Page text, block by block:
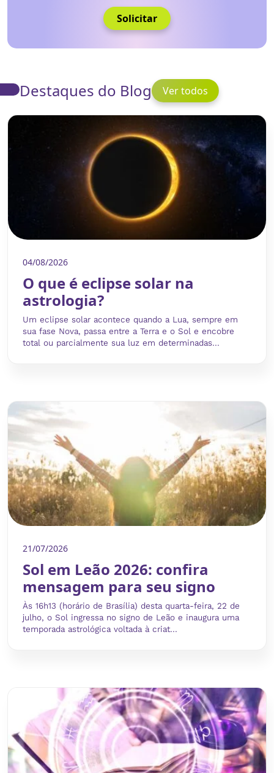
Solicitar
Destaques do Blog Ver todos
04/08/2026
O que é eclipse solar na
astrologia?
Um eclipse solar acontece quando a Lua, sempre em
sua fase Nova, passa entre a Terra e o Sol e encobre
total ou parcialmente sua luz em determinadas...
21/07/2026
Sol em Leão 2026: confira
mensagem para seu signo
Às 16h13 (horário de Brasília) desta quarta-feira, 22 de
julho, o Sol ingressa no signo de Leão e inaugura uma
temporada astrológica voltada à criat...